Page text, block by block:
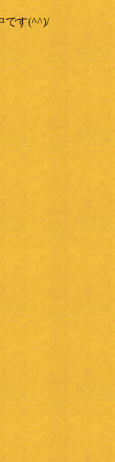
です(^^)/